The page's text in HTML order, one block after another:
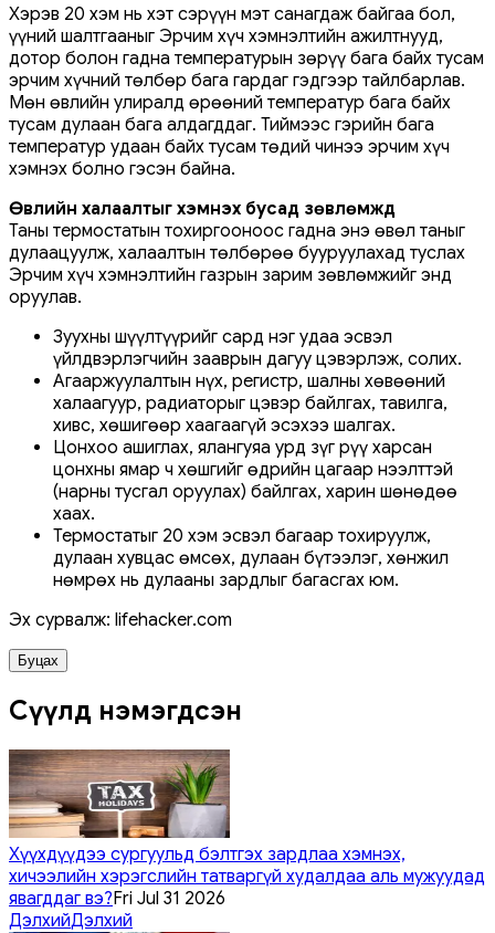
Хэрэв 20 хэм нь хэт сэрүүн мэт санагдаж байгаа бол,
үүний шалтгааныг Эрчим хүч хэмнэлтийн ажилтнууд,
дотор болон гадна температурын зөрүү бага байх тусам
эрчим хүчний төлбөр бага гардаг гэдгээр тайлбарлав.
Мөн өвлийн улиралд өрөөний температур бага байх
тусам дулаан бага алдагддаг. Тиймээс гэрийн бага
температур удаан байх тусам төдий чинээ эрчим хүч
хэмнэх болно гэсэн байна.
Өвлийн халаалтыг хэмнэх бусад зөвлөмжүүд
Таны термостатын тохиргооноос гадна энэ өвөл таныг
дулаацуулж, халаалтын төлбөрөө бууруулахад туслах
Эрчим хүч хэмнэлтийн газрын зарим зөвлөмжийг энд
оруулав.
Зуухны шүүлтүүрийг сард нэг удаа эсвэл
үйлдвэрлэгчийн зааврын дагуу цэвэрлэж, солих.
Агааржуулалтын нүх, регистр, шалны хөвөөний
халаагуур, радиаторыг цэвэр байлгах, тавилга,
хивс, хөшигөөр хаагаагүй эсэхээ шалгах.
Цонхоо ашиглах, ялангуяа урд зүг рүү харсан
цонхны ямар ч хөшгийг өдрийн цагаар нээлттэй
(нарны тусгал оруулах) байлгах, харин шөнөдөө
хаах.
Термостатыг 20 хэм эсвэл багаар тохируулж,
дулаан хувцас өмсөх, дулаан бүтээлэг, хөнжил
нөмрөх нь дулааны зардлыг багасгах юм.
Эх сурвалж: lifehacker.com
Буцах
Сүүлд нэмэгдсэн
Хүүхдүүдээ сургуульд бэлтгэх зардлаа хэмнэх,
хичээлийн хэрэгслийн татваргүй худалдаа аль мужуудад
явагддаг вэ?Fri Jul 31 2026
ДэлхийДэлхий